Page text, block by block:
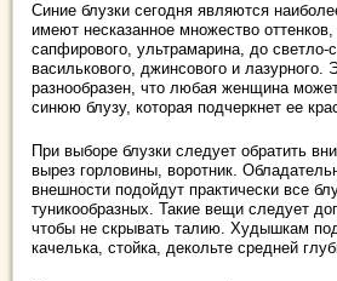
Синие блузки сегодня являются
имеют несказанное множество оттенков,
сапфирового, ультрамарина, до светло-
василькового, джинсового и лазурного.
разнообразен, что любая женщина
синюю блузу, которая подчеркнет ее
При выборе блузки следует обратить
вырез горловины, воротник.
внешности подойдут практически все
туникообразных. Такие вещи следует
чтобы не скрывать талию. Худышкам
качелька, стойка, декольте средней